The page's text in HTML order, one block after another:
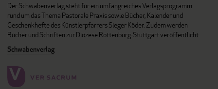
Der Schwabenverlag steht für ein umfangreiches Verlagsprogramm
rund um das Thema Pastorale Praxis sowie Bücher, Kalender und
Geschenkhefte des Künstlerpfarrers Sieger Köder. Zudem werden
Bücher und Schriften zur Diözese Rottenburg-Stuttgart veröffentlicht.
Schwabenverlag